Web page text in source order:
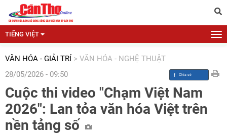
TIẾNG VIỆT
VĂN HÓA - GIẢI TRÍ > VĂN HÓA - NGHỆ THUẬT
28/05/2026 - 09:50
Cuộc thi video "Chạm Việt Nam
2026": Lan tỏa văn hóa Việt trên
nền tảng số